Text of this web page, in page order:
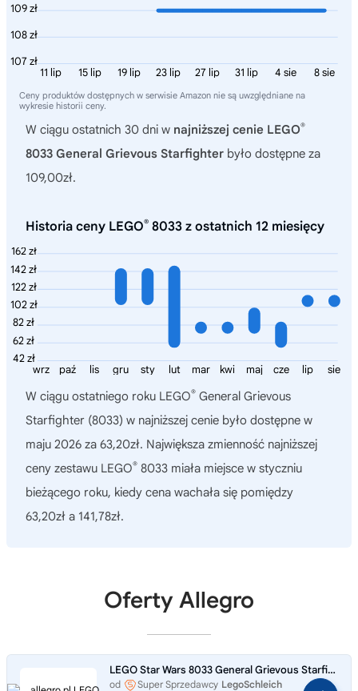
109 zł
108 zł
107 zł
8 sie
4 sie
31 lip
27 lip
23 lip
19 lip
15 lip
11 lip
Ceny produktów dostępnych w serwisie Amazon nie są uwzględniane na
wykresie historii ceny.
W ciągu ostatnich 30 dni w najniższej cenie LEGO®
8033 General Grievous Starfighter było dostępne za
109,00zł.
Historia ceny LEGO® 8033 z ostatnich 12 miesięcy
162 zł
142 zł
122 zł
102 zł
82 zł
62 zł
42 zł
sie
lip
cze
maj
kwi
mar
lut
sty
gru
lis
paź
wrz
W ciągu ostatniego roku LEGO® General Grievous
Starfighter (8033) w najniższej cenie było dostępne w
maju 2026 za 63,20zł. Największa zmienność najniższej
ceny zestawu LEGO® 8033 miała miejsce w styczniu
bieżącego roku, kiedy cena wachała się pomiędzy
63,20zł a 141,78zł.
Oferty Allegro
LEGO Star Wars 8033 General Grievous Starfighter saszetka klocki statek
od Super Sprzedawcy LegoSchleich